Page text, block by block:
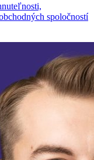
spoločností